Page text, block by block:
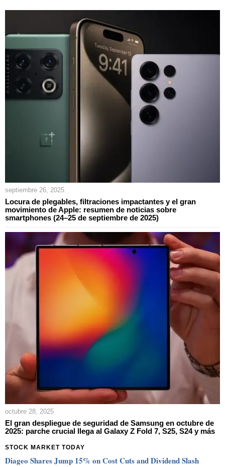
septiembre 26, 2025
Locura de plegables, filtraciones impactantes y el gran
movimiento de Apple: resumen de noticias sobre
smartphones (24–25 de septiembre de 2025)
octubre 28, 2025
El gran despliegue de seguridad de Samsung en octubre de
2025: parche crucial llega al Galaxy Z Fold 7, S25, S24 y más
STOCK MARKET TODAY
Diageo Shares Jump 15% on Cost Cuts and Dividend Slash